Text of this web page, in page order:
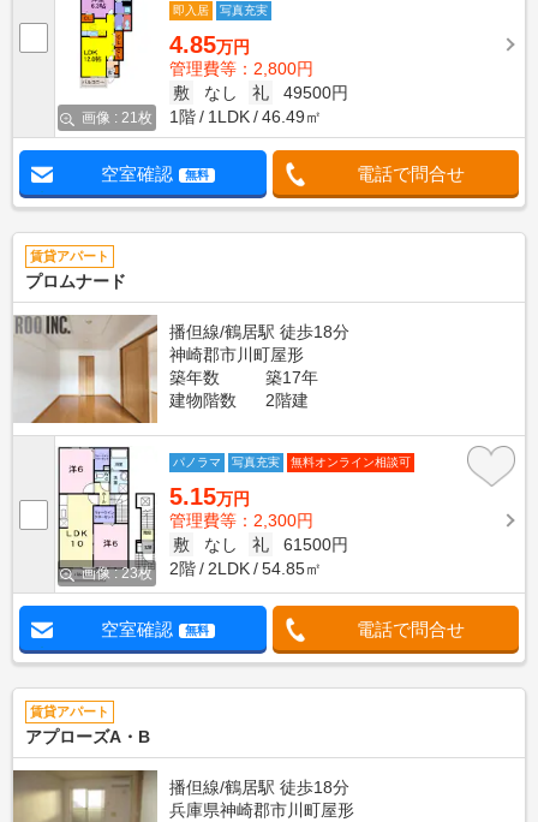
画像 : 21枚
即入居
写真充実
4.85万円
管理費等：2,800円
敷
なし 礼
49500円
1階
1LDK 46.49㎡
空室確認 無料 電話で問合せ
賃貸アパート
プロムナード
播但線/鶴居駅 徒歩18分
神崎郡市川町屋形
築年数
築17年
建物階数
2階建
画像 : 23枚
パノラマ 写真充実 無料オンライン相談可
5.15万円
管理費等：2,300円
敷
なし 礼
61500円
2階
2LDK 54.85㎡
空室確認 無料 電話で問合せ
賃貸アパート
アプローズA・B
播但線/鶴居駅 徒歩18分
兵庫県神崎郡市川町屋形